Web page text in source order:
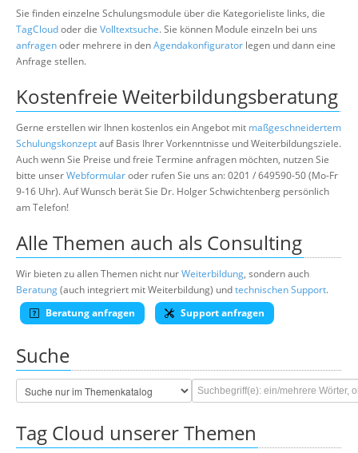
Sie finden einzelne Schulungsmodule über die Kategorieliste links, die
TagCloudoder die Volltextsuche. Sie können Module einzeln bei uns
anfragenoder mehrere in denAgendakonfigurator legen und dann eine
Anfrage stellen.
Kostenfreie Weiterbildungsberatung
Gerne erstellen wir Ihnen kostenlos ein Angebot mit maßgeschneidertem
Schulungskonzeptauf Basis Ihrer Vorkenntnisse und Weiterbildungsziele.
Auch wenn Sie Preise und freie Termine anfragen möchten, nutzen Sie
bitte unserWebformularoder rufen Sie uns an: 0201 / 649590-50 (Mo-Fr
9-16 Uhr). Auf Wunsch berät Sie Dr. Holger Schwichtenberg persönlich
am Telefon!
Alle Themen auch als Consulting
Wir bieten zu allen Themen nicht nurWeiterbildung, sondern auch
Beratung(auch integriert mit Weiterbildung) undtechnischen Support.
Beratung anfragen
Support anfragen
Suche
Tag Cloud unserer Themen